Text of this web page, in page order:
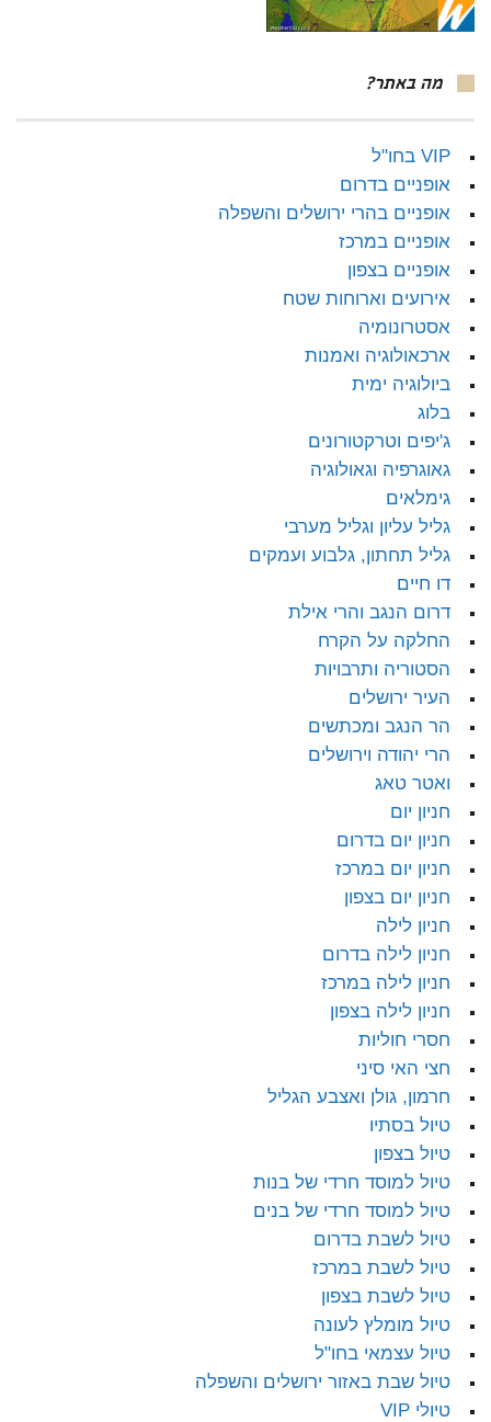
מה באתר?
VIP בחו"ל
אופניים בדרום
אופניים בהרי ירושלים והשפלה
אופניים במרכז
אופניים בצפון
אירועים וארוחות שטח
אסטרונומיה
ארכאולוגיה ואמנות
ביולוגיה ימית
בלוג
ג'יפים וטרקטורונים
גאוגרפיה וגאולוגיה
גימלאים
גליל עליון וגליל מערבי
גליל תחתון, גלבוע ועמקים
דו חיים
דרום הנגב והרי אילת
החלקה על הקרח
הסטוריה ותרבויות
העיר ירושלים
הר הנגב ומכתשים
הרי יהודה וירושלים
ואטר טאג
חניון יום
חניון יום בדרום
חניון יום במרכז
חניון יום בצפון
חניון לילה
חניון לילה בדרום
חניון לילה במרכז
חניון לילה בצפון
חסרי חוליות
חצי האי סיני
חרמון, גולן ואצבע הגליל
טיול בסתיו
טיול בצפון
טיול למוסד חרדי של בנות
טיול למוסד חרדי של בנים
טיול לשבת בדרום
טיול לשבת במרכז
טיול לשבת בצפון
טיול מומלץ לעונה
טיול עצמאי בחו"ל
טיול שבת באזור ירושלים והשפלה
טיולי VIP